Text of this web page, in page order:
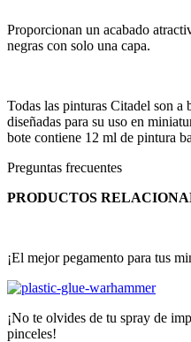
Proporcionan un acabado
negras con solo una capa.
Todas las pinturas Citadel son a
diseñadas para su uso en
bote contiene 12 ml de pintura
Preguntas frecuentes
PRODUCTOS
¡El mejor pegamento para tus
¡No te olvides de tu spray de
pinceles!